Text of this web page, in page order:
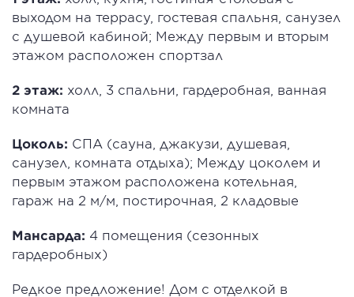
выходом на террасу, гостевая спальня, санузел
с душевой кабиной; Между первым и вторым
этажом расположен спортзал
2 этаж: холл, 3 спальни, гардеробная, ванная
комната
Цоколь: СПА (сауна, джакузи, душевая,
санузел, комната отдыха); Между цоколем и
первым этажом расположена котельная,
гараж на 2 м/м, постирочная, 2 кладовые
Мансарда: 4 помещения (сезонных
гардеробных)
Редкое предложение! Дом с отделкой в